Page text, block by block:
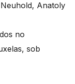
Anatoly
no
sob